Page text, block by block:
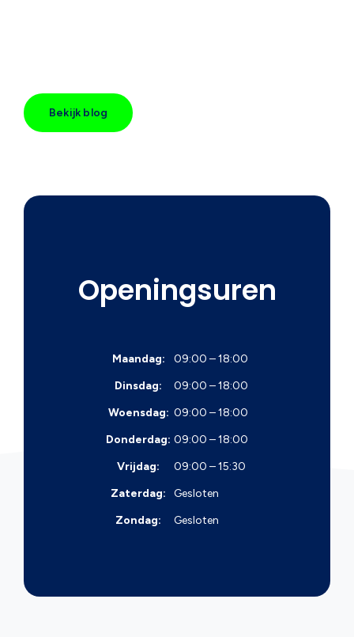
Bekijk blog
Openingsuren
Maandag:
09:00 – 18:00
Dinsdag:
09:00 – 18:00
Woensdag: 09:00 – 18:00
Donderdag: 09:00 – 18:00
Vrijdag:
09:00 – 15:30
Zaterdag:
Gesloten
Zondag:
Gesloten